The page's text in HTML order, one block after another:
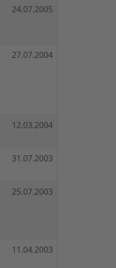
24.07.2005
27.07.2004
12.03.2004
31.07.2003
25.07.2003
11.04.2003